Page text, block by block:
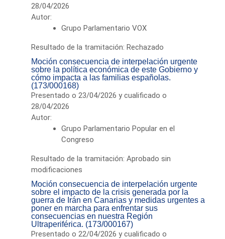
28/04/2026
Autor:
Grupo Parlamentario VOX
Resultado de la tramitación: Rechazado
Moción consecuencia de interpelación urgente
sobre la política económica de este Gobierno y
cómo impacta a las familias españolas.
(173/000168)
Presentado o 23/04/2026 y cualificado o
28/04/2026
Autor:
Grupo Parlamentario Popular en el
Congreso
Resultado de la tramitación: Aprobado sin
modificaciones
Moción consecuencia de interpelación urgente
sobre el impacto de la crisis generada por la
guerra de Irán en Canarias y medidas urgentes a
poner en marcha para enfrentar sus
consecuencias en nuestra Región
Ultraperiférica. (173/000167)
Presentado o 22/04/2026 y cualificado o